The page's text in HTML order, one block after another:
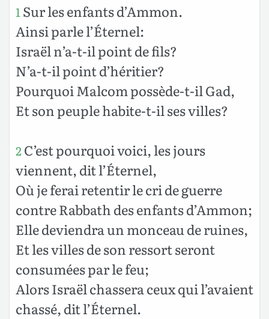
1 Sur les enfants d’Ammon.
Ainsi parle l’Éternel:
Israël n’a-t-il point de fils?
N’a-t-il point d’héritier?
Pourquoi Malcom possède-t-il Gad,
Et son peuple habite-t-il ses villes?
2C’est pourquoi voici, les jours
viennent, dit l’Éternel,
Où je ferai retentir le cri de guerre
contre Rabbath des enfants d’Ammon;
Elle deviendra un monceau de ruines,
Et les villes de son ressort seront
consumées par le feu;
Alors Israël chassera ceux qui l’avaient
chassé, dit l’Éternel.